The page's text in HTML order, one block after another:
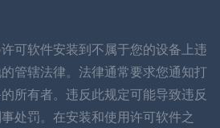
可软件安装到不属于您的设备上违
管辖法律。法律通常要求您通知打
所有者。违反此规定可能导致违反
处罚。在安装和使用许可软件之